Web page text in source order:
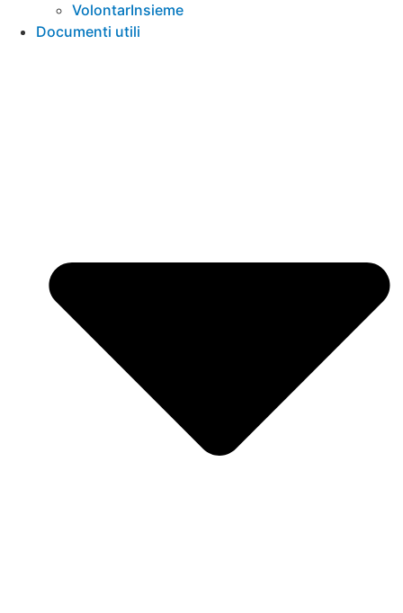
VolontarInsieme
Documenti utili